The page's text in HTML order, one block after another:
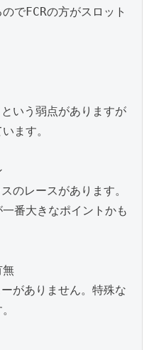
でFCRの方がスロット
いう弱点がありますが
ます。
のレースがあります。
番大きなポイントかも
無
がありません。特殊な